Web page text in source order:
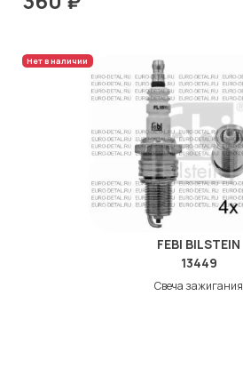
Нет в наличии
FEBI BILSTEIN
13449
Свеча зажигания